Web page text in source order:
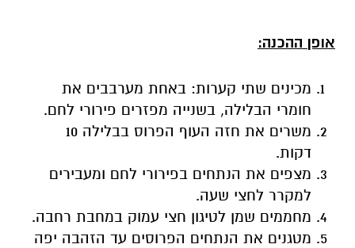
אופן ההכנה:
מכינים שתי קערות: באחת מערבבים את
חומרי הבלילה, בשנייה מפזרים פירורי לחם.
משרים את חזה העוף הפרוס בבלילה 10
דקות.
מצפים את הנתחים בפירורי לחם ומעבירים
למקרר לחצי שעה.
מחממים שמן לטיגון חצי עמוק במחבת רחבה.
מטגנים את הנתחים הפרוסים עד הזהבה יפה